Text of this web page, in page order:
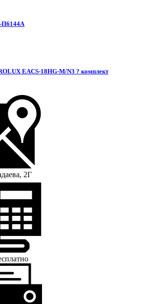
П6144A
EACS-18HG-M/N3 ? комплект
2Г